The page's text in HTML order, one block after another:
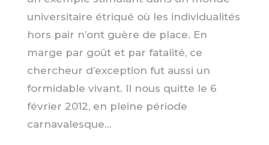
universitaire étriqué où les individualités
hors pair n’ont guère de place. En
marge par goût et par fatalité, ce
chercheur d’exception fut aussi un
formidable vivant. Il nous quitte le 6
février 2012, en pleine période
carnavalesque…